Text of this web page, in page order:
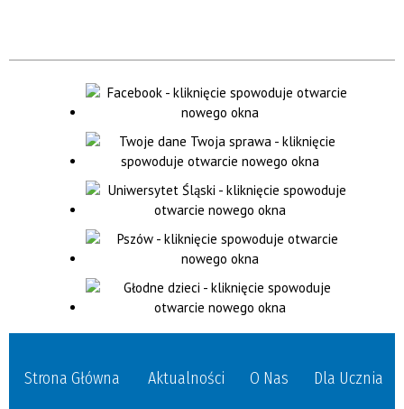
Strona Główna Aktualności O Nas Dla Ucznia